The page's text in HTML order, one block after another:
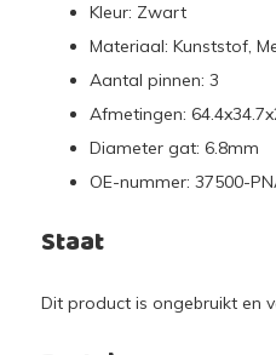
Kleur: Zwart
Materiaal: Kunststof,
Aantal pinnen: 3
Afmetingen:
Diameter gat: 6.8mm
OE-nummer: 37500-
Staat
Dit product is ongebruikt en